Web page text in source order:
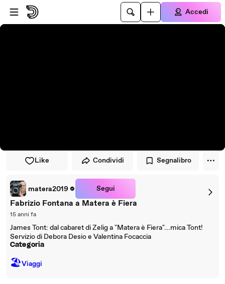
Vai al lettore
Passa al contenuto principale
Accedi
Like Condividi Segnalibro
matera2019 Segui
Fabrizio Fontana a Matera è Fiera
15 anni fa
James Tont: dal cabaret di Zelig a "Matera è Fiera"...mica Tont!
Servizio di Debora Desio e Valentina Focaccia
Categoria
🏖Viaggi